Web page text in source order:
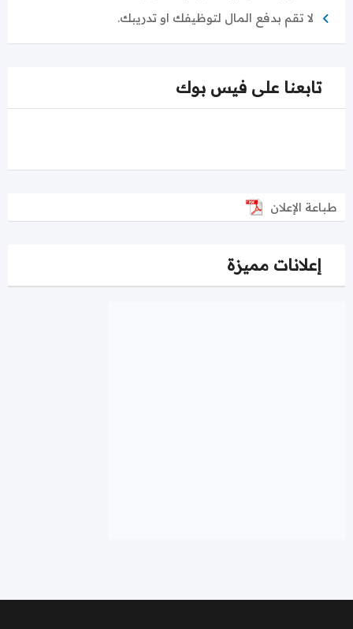
لا تقم بدفع المال لتوظيفك او تدريبك.
تابعنا على فيس بوك
طباعة الإعلان
إعلانات مميزة